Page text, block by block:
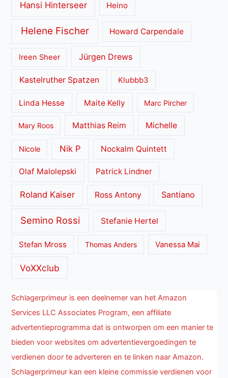
Hansi Hinterseer Heino
Helene Fischer Howard Carpendale
Ireen Sheer Jürgen Drews
Kastelruther Spatzen Klubbb3
Linda Hesse Maite Kelly Marc Pircher
Mary Roos Matthias Reim Michelle
Nicole Nik P Nockalm Quintett
Olaf Malolepski Patrick Lindner
Roland Kaiser Ross Antony Santiano
Semino Rossi Stefanie Hertel
Stefan Mross Thomas Anders Vanessa Mai
VoXXclub
Schlagerprimeur is een deelnemer van het Amazon
Services LLC Associates Program, een affiliate
advertentieprogramma dat is ontworpen om een manier te
bieden voor websites om advertentievergoedingen te
verdienen door te adverteren en te linken naar Amazon.
Schlagerprimeur kan een kleine commissie verdienen voor